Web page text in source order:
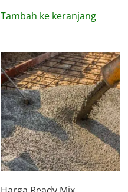
Tambah ke keranjang